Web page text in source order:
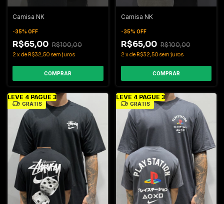
Camisa NK
-35% OFF
R$65,00 R$100,00
2 xde R$32,50 sem juros
COMPRAR
Camisa NK
-35% OFF
R$65,00 R$100,00
2 xde R$32,50 sem juros
COMPRAR
LEVE 4 PAGUE 3
GRÁTIS
LEVE 4 PAGUE 3
GRÁTIS